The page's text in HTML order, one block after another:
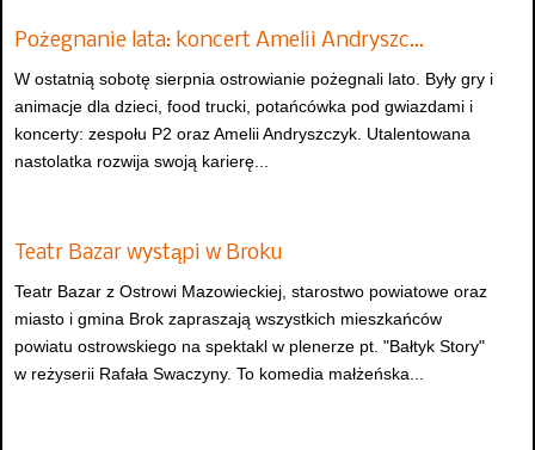
Pożegnanie lata: koncert Amelii Andryszc…
W ostatnią sobotę sierpnia ostrowianie pożegnali lato. Były gry i
animacje dla dzieci, food trucki, potańcówka pod gwiazdami i
koncerty: zespołu P2 oraz Amelii Andryszczyk. Utalentowana
nastolatka rozwija swoją karierę...
Teatr Bazar wystąpi w Broku
Teatr Bazar z Ostrowi Mazowieckiej, starostwo powiatowe oraz
miasto i gmina Brok zapraszają wszystkich mieszkańców
powiatu ostrowskiego na spektakl w plenerze pt. "Bałtyk Story"
w reżyserii Rafała Swaczyny. To komedia małżeńska...